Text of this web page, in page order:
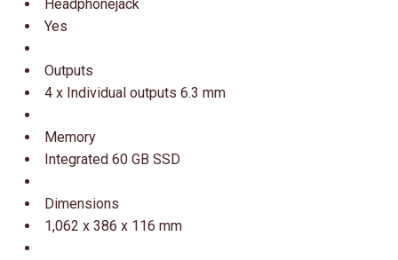
Headphonejack
Yes
Outputs
4 x Individual outputs 6.3 mm
Memory
Integrated 60 GB SSD
Dimensions
1,062 x 386 x 116 mm